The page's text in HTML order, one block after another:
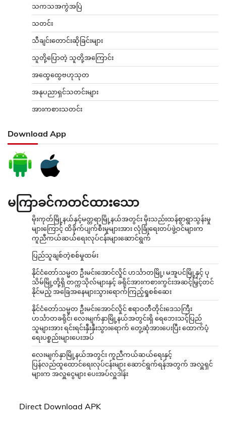
သကသအကွဲအပြဲ
သတင်း
သီချင်းတောင်းဆိုခြင်းများ
သူတို့ပြောတဲ့ သူတို့အကြောင်း
အထွေထွေဗဟုသုတ
အနုပညာရှင်သတင်းများ
အားကစားသတင်း
Download App
မကြာခင်ကတင်ထားသော
မိုးကုတ်မြို့နယ်နှင့်မတ္တရာမြို့နယ်အတွင်း မိုးသည်းထန်စွာရွာသွန်းမှု
များကြောင့် ထိခိုက်ပျက်စီးမှုများအား လုံခြုံရေးတပ်ဖွဲ့ဝင်များက
ကူညီကယ်ဆယ်ရေးလုပ်ငန်းများဆောင်ရွက်
ပြည်သူချစ်တဲ့စစ်မှုထမ်း
နိုင်ငံတော်သမ္မတ ဦးမင်းအောင်လှိုင် ဟင်္သာတမြို့၊ မအူပင်မြို့နှင့် ပု
သိမ်မြို့တို့ရှိ တက္ကသိုလ်များနှင့် ခရိုင်အားကစားကွင်းအဆင့်မြှင့်တင်
နိုင်မည့် အခြေအနေများသွားရောက်ကြည့်ရှုစစ်ဆေး
နိုင်ငံတော်သမ္မတ ဦးမင်းအောင်လှိုင် ဧရာဝတီတိုင်းဒေသကြီး
ဟင်္သာတခရိုင်၊ လေးမျက်နှာမြို့နယ်အတွင်းရှိ ရေဘေးသင့်ပြည်
သူများအား ရင်းရင်းနှီးနှီးသွားရောက် တွေ့ဆုံအားပေးပြီး ထောက်ပံ့
ရေးပစ္စည်းများပေးအပ်
လေးမျက်နှာမြို့နယ်အတွင်း ကူညီကယ်ဆယ်ရေးနှင့်
ပြန်လည်ထူထောင်ရေးလုပ်ငန်းများ ဆောင်ရွက်ရန်အတွက် အလှူရှင်
များက အလှူငွေများ ပေးအပ်လှူဒါန်း
Direct Download APK